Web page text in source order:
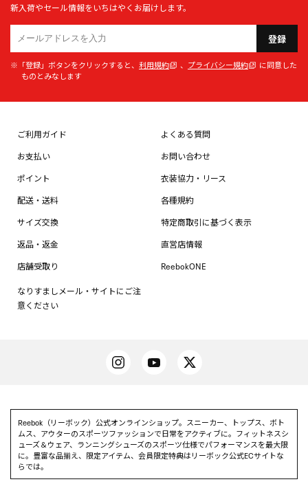
新入荷やセール情報をいちはやくお届けします。
登録
※「登録」ボタンをクリックすると、 利用規約 、 プライバシー規約
に同意した
ものとみなします
ご利用ガイド
お支払い
ポイント
配送・送料
サイズ交換
返品・返金
店舗受取り
なりすましメール・サイトにご注
意ください
よくある質問
お問い合わせ
衣装協力・リース
各種規約
特定商取引に基づく表示
直営店情報
ReebokONE
Reebok（リーボック）公式オンラインショップ。スニーカー、トップス、ボト
ムス、アウターのスポーツファッションで日常をアクティブに。フィットネスシ
ューズ＆ウェア、ランニングシューズのスポーツ仕様でパフォーマンスを最大限
に。豊富な品揃え、限定アイテム、会員限定特典はリーボック公式ECサイトな
らでは。